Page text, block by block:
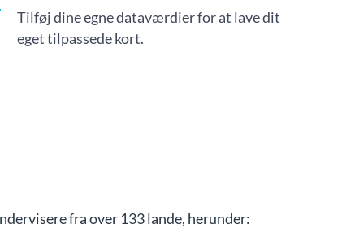
Tilføj dine egne dataværdier for at lave dit
eget tilpassede kort.
fra over 133 lande, herunder: